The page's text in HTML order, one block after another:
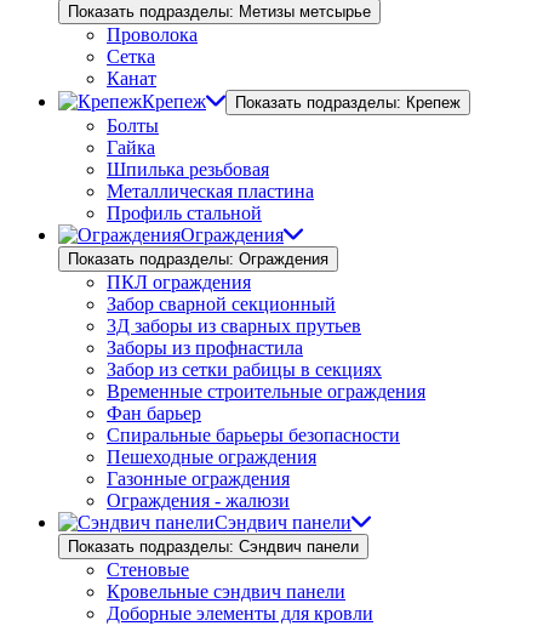
Показать подразделы: Метизы метсырье
Проволока
Сетка
Канат
Крепеж
Показать подразделы: Крепеж
Болты
Гайка
Шпилька резьбовая
Металлическая пластина
Профиль стальной
Ограждения
Показать подразделы: Ограждения
ПКЛ ограждения
Забор сварной секционный
3Д заборы из сварных прутьев
Заборы из профнастила
Забор из сетки рабицы в секциях
Временные строительные ограждения
Фан барьер
Спиральные барьеры безопасности
Пешеходные ограждения
Газонные ограждения
Ограждения - жалюзи
Сэндвич панели
Показать подразделы: Сэндвич панели
Стеновые
Кровельные сэндвич панели
Доборные элементы для кровли